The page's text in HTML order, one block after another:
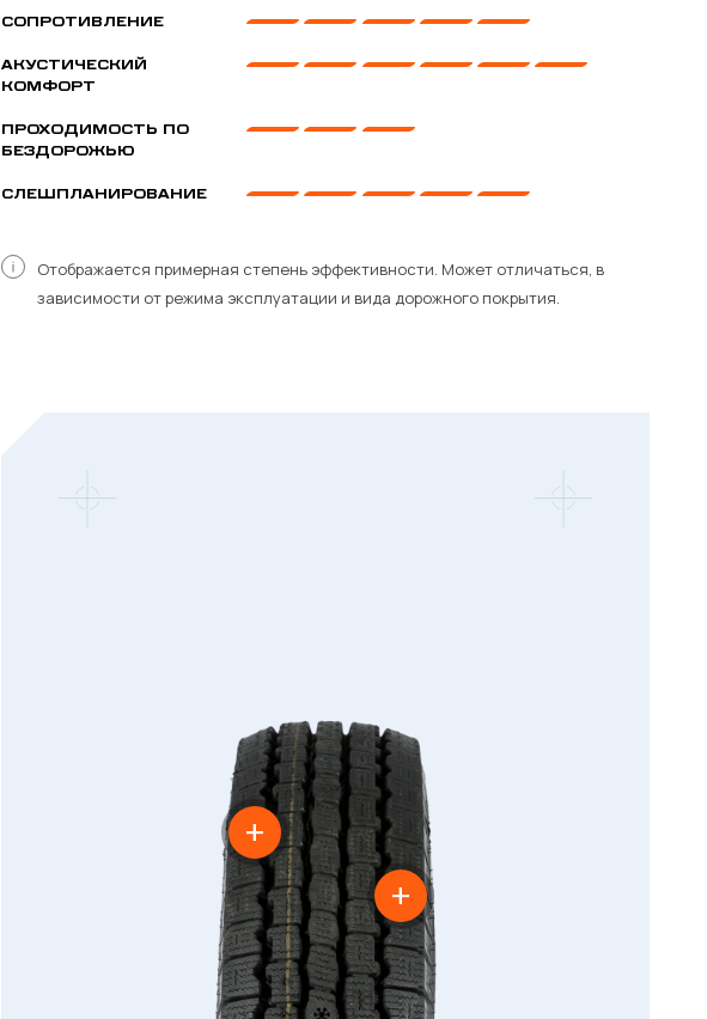
СОПРОТИВЛЕНИЕ
АКУСТИЧЕСКИЙ
КОМФОРТ
ПРОХОДИМОСТЬ ПО
БЕЗДОРОЖЬЮ
СЛЕШПЛАНИРОВАНИЕ
Отображается примерная степень эффективности. Может отличаться, в
зависимости от режима эксплуатации и вида дорожного покрытия.